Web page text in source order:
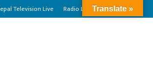
Television Live Radio Live Translate »